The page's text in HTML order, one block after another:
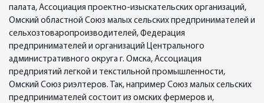
палата, Ассоциация проектно-изыскательских организаций,
Омский областной Союз малых сельских предпринимателей и
сельхозтоваропроизводителей, Федерация
предпринимателей и организаций Центрального
административного округа г. Омска, Ассоциация
предприятий легкой и текстильной промышленности,
Омский Союз риэлтеров. Так, например Союз малых сельских
предпринимателей состоит из омских фермеров и,